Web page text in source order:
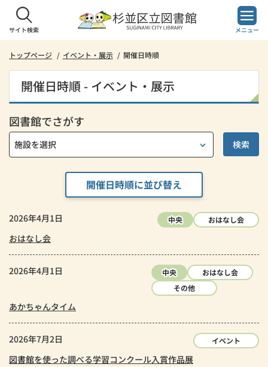
ス
す。
サイト検索 メニュー
トップページ イベント・展示 開催日時順
開催日時順 - イベント・展示
図書館でさがす
開催日時順に並び替え
2026年4月1日 中央 おはなし会
おはなし会
2026年4月1日 中央
おはなし会
その他
あかちゃんタイム
2026年7月2日 イベント
図書館を使った調べる学習コンクール入賞作品展